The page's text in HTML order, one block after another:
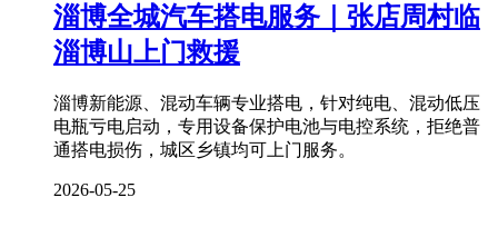
淄博全城汽车搭电服务｜张店周村临
淄博山上门救援
淄博新能源、混动车辆专业搭电，针对纯电、混动低压
电瓶亏电启动，专用设备保护电池与电控系统，拒绝普
通搭电损伤，城区乡镇均可上门服务。 ​
2026-05-25